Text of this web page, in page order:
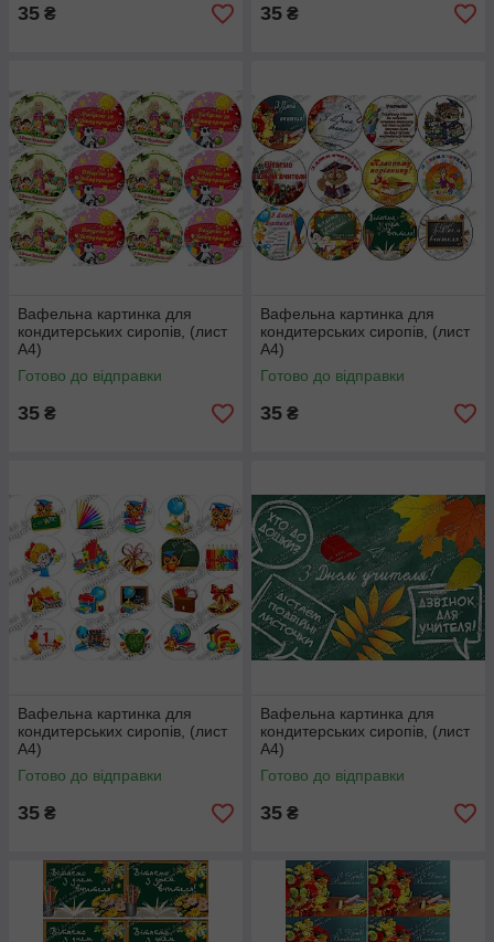
35 ₴ 35 ₴
Вафельна картинка для
кондитерських сиропів, (лист
А4)
Готово до відправки
35 ₴
Вафельна картинка для
кондитерських сиропів, (лист
А4)
Готово до відправки
35 ₴
Вафельна картинка для
кондитерських сиропів, (лист
А4)
Готово до відправки
35 ₴
Вафельна картинка для
кондитерських сиропів, (лист
А4)
Готово до відправки
35 ₴